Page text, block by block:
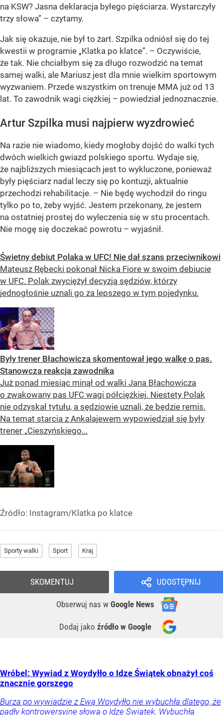
na KSW? Jasna deklaracja byłego pięściarza. Wystarczyły
trzy słowa” – czytamy.
Jak się okazuje, nie był to żart. Szpilka odniósł się do tej
kwestii w programie „Klatka po klatce”. – Oczywiście,
że tak. Nie chciałbym się za długo rozwodzić na temat
samej walki, ale Mariusz jest dla mnie wielkim sportowym
wyzwaniem. Przede wszystkim on trenuje MMA już od 13
lat. To zawodnik wagi ciężkiej – powiedział jednoznacznie.
Artur Szpilka musi najpierw wyzdrowieć
Na razie nie wiadomo, kiedy mogłoby dojść do walki tych
dwóch wielkich gwiazd polskiego sportu. Wydaje się,
że najbliższych miesiącach jest to wykluczone, ponieważ
były pięściarz nadal leczy się po kontuzji, aktualnie
przechodzi rehabilitacje. – Nie będę wychodził do ringu
tylko po to, żeby wyjść. Jestem przekonany, że jestem
na ostatniej prostej do wyleczenia się w stu procentach.
Nie mogę się doczekać powrotu – wyjaśnił.
Świetny debiut Polaka w UFC! Nie dał szans przeciwnikowi
Mateusz Rębecki pokonał Nicka Fiore w swoim debiucie
w UFC. Polak zwyciężył decyzją sędziów, którzy
jednogłośnie uznali go za lepszego w tym pojedynku.
Były trener Błachowicza skomentował jego walkę o pas.
Stanowcza reakcja zawodnika
Już ponad miesiąc minął od walki Jana Błachowicza
o zwakowany pas UFC wagi półciężkiej. Niestety Polak
nie odzyskał tytułu, a sędziowie uznali, że będzie remis.
Na temat starcia z Ankalajewem wypowiedział się były
trener „Cieszyńskiego...
Źródło: Instagram/Klatka po klatce
Sporty walki Sport Kraj
UDOSTĘPNIJ
Obserwuj nas w Google News
Dodaj jako źródło w Google
SKOMENTUJ
Wróbel: Wywiad z Woydyłło o Idze Świątek obnażył coś
znacznie gorszego
Burza po wywiadzie z Ewą Woydyłło nie wybuchła dlatego, że
padły kontrowersyjne słowa o Idze Świątek. Wybuchła